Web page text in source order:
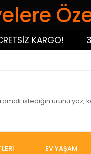
KARGO! 3000
EV YAŞAM